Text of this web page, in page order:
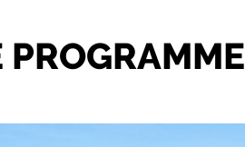
PROGRAMME